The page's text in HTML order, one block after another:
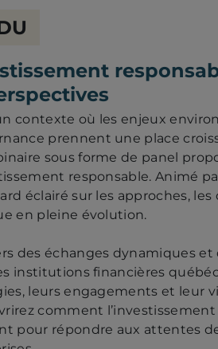
contexte où les enjeux
prennent une place
sous forme de panel
responsable. Animé
éclairé sur les approches,
en pleine évolution.
des échanges dynamiques
institutions financières
leurs engagements et leur
comment
pour répondre aux attentes